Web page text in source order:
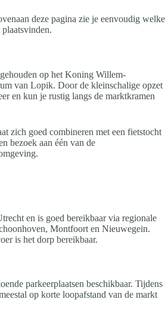
deze pagina zie je eenvoudig welke
op het Koning Willem-
van Lopik. Door de kleinschalige opzet
en kun je rustig langs de marktkramen
zich goed combineren met een fietstocht
bezoek aan één van de
en is goed bereikbaar via regionale
Montfoort en Nieuwegein.
is het dorp bereikbaar.
parkeerplaatsen beschikbaar. Tijdens
op korte loopafstand van de markt